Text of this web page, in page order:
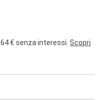
€ senza interessi.Scopri